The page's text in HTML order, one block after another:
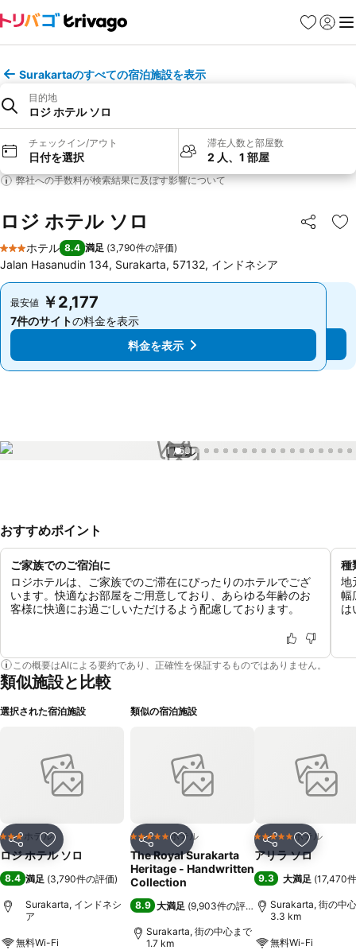
お気に入り
ログイ
メ
Surakartaのすべての宿泊施設を表示
目的地
ロジ ホテル ソロ
チェックイン/アウト
日付を選択
滞在人数と部屋数
2 人、1 部屋
弊社への手数料が検索結果に及ぼす影響について
ロジ ホテル ソロ シェア
お
3 ホテルのランク
ホテル 8.4 満足 (3,790件の評価)
Jalan Hasanudin 134, Surakarta, 57132, インドネシア
最安値 ￥2,177
7件のサイトの料金を表示
料金を表示
最安値 ￥2,177
7件のサイトの料金を表示
料金を表示
1 / 53
おすすめポイント
ご家族でのご宿泊に
ロジホテルは、ご家族でのご滞在にぴったりのホテルでござ
います。快適なお部屋をご用意しており、あらゆる年齢のお
客様に快適にお過ごしいただけるよう配慮しております。
種
地
幅
は
この概要はAIによる要約であり、正確性を保証するものではありません。
類似施設と比較
選択された宿泊施設
シェア お気に入りに追加
3 ホテルのランク
ホテル
ロジ ホテル ソロ
8.4 満足 (3,790件の評価)
Surakarta, インドネシ
ア
無料Wi-Fi
類似の宿泊施設
シェア お気に入りに追加
5 ホテルのランク
ホテル
The Royal Surakarta
Heritage - Handwritten
Collection
8.9 大満足 (9,903件の評価
Surakarta, 街の中心まで
1.7 km
シェア お気に入
5 ホテルのランク
ホテル
アリラ ソロ
9.3 大満足 (17,470
Surakarta, 街の中
3.3 km
無料Wi-Fi